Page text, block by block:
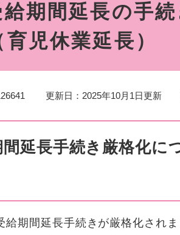
期間延長の手
児休業延長）
更新日：2025年10月1日更新
延長手続き厳格化に
期間延長手続きが厳格化され